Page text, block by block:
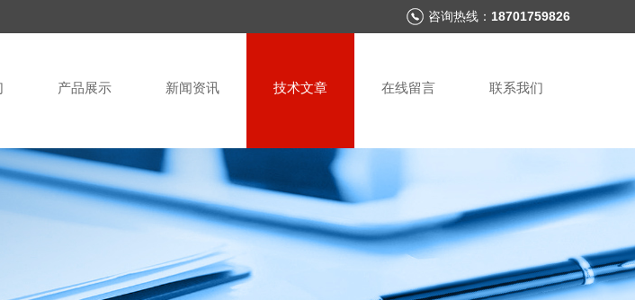
咨询热线： 18701759826
产品展示 新闻资讯 技术文章 在线留言 联系我们